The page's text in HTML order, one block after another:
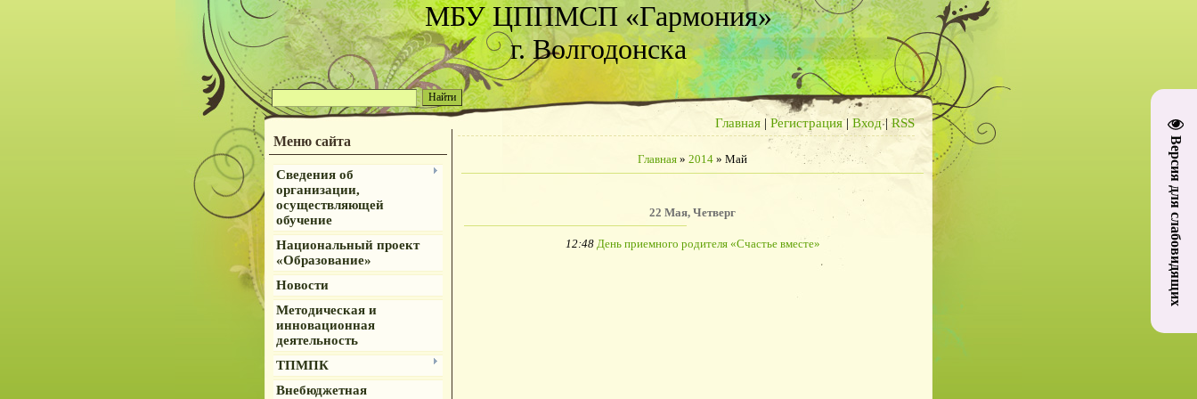
Версия для слабовидящих
МБУ ЦППМСП «Гармония»
г. Волгодонска
Главная | Регистрация| Вход|RSS
Меню сайта
Сведения об
организации,
осуществляющей
обучение
Национальный проект
«Образование»
Новости
Методическая и
инновационная
деятельность
ТПМПК
Внебюджетная
Главная » 2014 » Май
22 Мая, Четверг
12:48 День приемного родителя «Счастье вместе»